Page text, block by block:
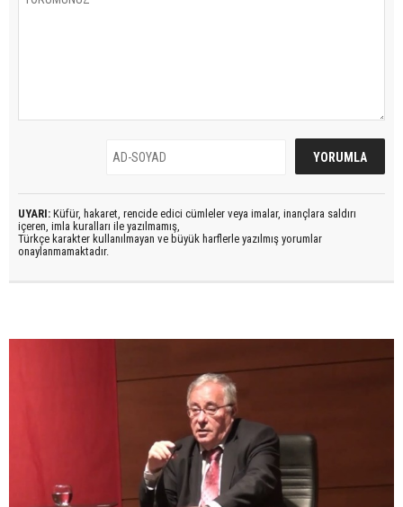
UYARI: Küfür, hakaret, rencide edici cümleler veya imalar, inançlara saldırı
içeren, imla kuralları ile yazılmamış,
Türkçe karakter kullanılmayan ve büyük harflerle yazılmış yorumlar
onaylanmamaktadır.